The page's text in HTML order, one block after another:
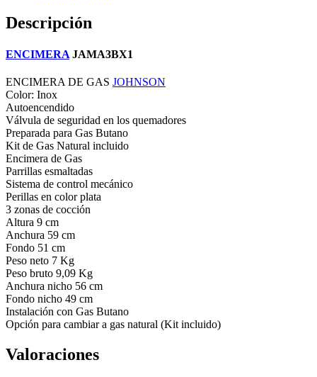
Descripción
ENCIMERA JAMA3BX1
ENCIMERA DE GAS JOHNSON
Color: Inox
Autoencendido
Válvula de seguridad en los quemadores
Preparada para Gas Butano
Kit de Gas Natural incluido
Encimera de Gas
Parrillas esmaltadas
Sistema de control mecánico
Perillas en color plata
3 zonas de cocción
Altura 9 cm
Anchura 59 cm
Fondo 51 cm
Peso neto 7 Kg
Peso bruto 9,09 Kg
Anchura nicho 56 cm
Fondo nicho 49 cm
Instalación con Gas Butano
Opción para cambiar a gas natural (Kit incluido)
Valoraciones